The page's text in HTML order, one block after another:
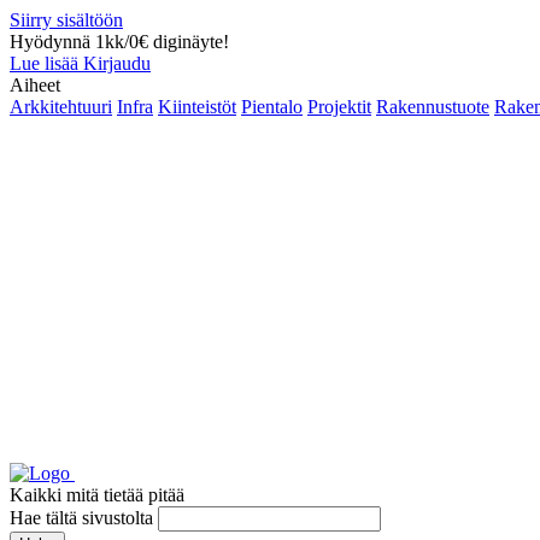
Siirry sisältöön
Hyödynnä 1kk/0€ diginäyte!
Lue lisää Kirjaudu
Aiheet
Arkkitehtuuri Infra Kiinteistöt Pientalo Projektit Rakennustuote
Kaikki mitä tietää pitää
Hae tältä sivustolta